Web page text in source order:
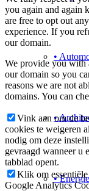
•
•
•
you again and again
are free to opt out
experience. If you
our domain.
We provide you with
our domain so you
reasons we are not
domains. You can
Vink aan om de
cookies te weigeren
nodig om deze
gevraagd wanneer u
tabblad opent.
Klik om
Google Analytics